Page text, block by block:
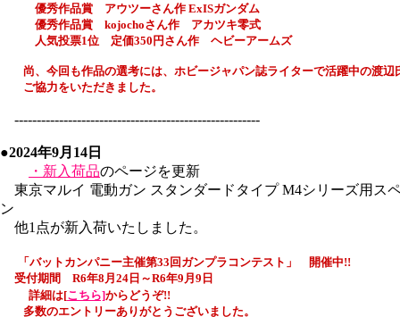
優秀作品賞 アウツーさん作 ExISガンダム
優秀作品賞 kojochoさん作 アカツキ零式
人気投票1位 定価350円さん作 ヘビーアームズ
尚、今回も作品の選考には、ホビージャパン誌ライターで活躍中の渡辺
ご協力をいただきました。
-------------------------------------------------------
●2024年9月14日
・新入荷品のページを更新
東京マルイ 電動ガン スタンダードタイプ M4シリーズ用ス
ン
他1点が新入荷いたしました。
「バットカンパニー主催第33回 ガンプラコンテスト」 開催中!!
受付期間 R6年8月24日～R6年9月9日
詳細は[こちら]からどうぞ!!
多数のエントリーありがとうございました。